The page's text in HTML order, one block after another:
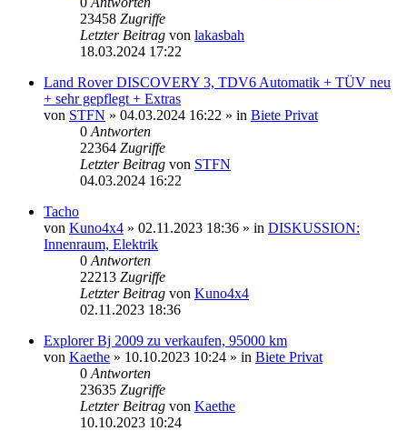
23458 Zugriffe
Letzter Beitrag von lakasbah
18.03.2024 17:22
Land Rover DISCOVERY 3, TDV6 Automatik + TÜV neu
+ sehr gepflegt + Extras
von STFN » 04.03.2024 16:22 » in Biete Privat
0 Antworten
22364 Zugriffe
Letzter Beitrag von STFN
04.03.2024 16:22
Tacho
von Kuno4x4 » 02.11.2023 18:36 » in DISKUSSION:
Innenraum, Elektrik
0 Antworten
22213 Zugriffe
Letzter Beitrag von Kuno4x4
02.11.2023 18:36
Explorer Bj 2009 zu verkaufen, 95000 km
von Kaethe » 10.10.2023 10:24 » in Biete Privat
0 Antworten
23635 Zugriffe
Letzter Beitrag von Kaethe
10.10.2023 10:24